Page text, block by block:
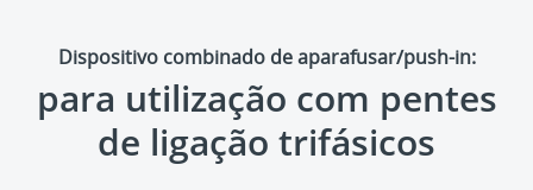
Dispositivo combinado de aparafusar/push-in:
para utilização com pentes
de ligação trifásicos